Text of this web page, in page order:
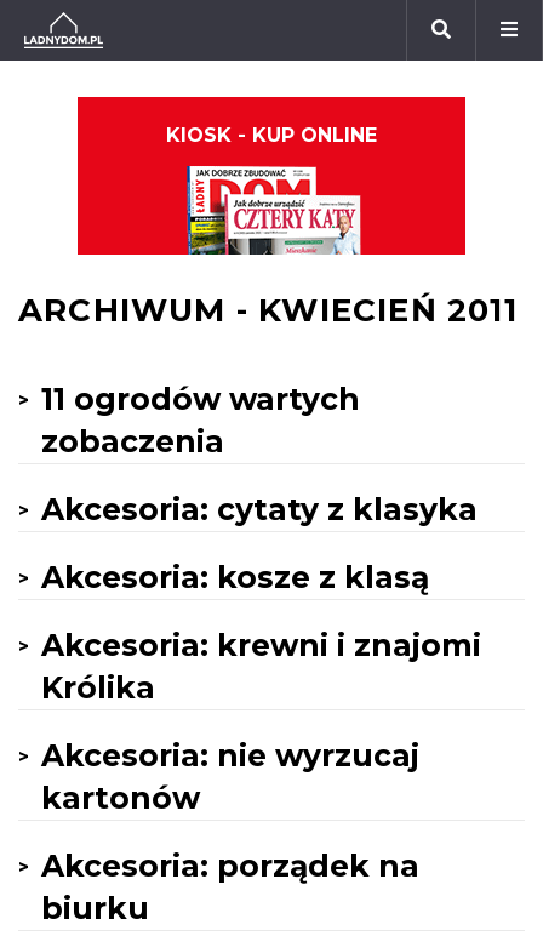
KIOSK - KUP ONLINE
ARCHIWUM - KWIECIEŃ 2011
11 ogrodów wartych
zobaczenia
Akcesoria: cytaty z klasyka
Akcesoria: kosze z klasą
Akcesoria: krewni i znajomi
Królika
Akcesoria: nie wyrzucaj
kartonów
Akcesoria: porządek na
biurku